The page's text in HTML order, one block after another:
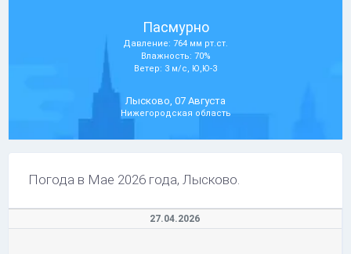
Пасмурно
Давление: 764 мм рт.ст.
Влажность: 70%
Ветер: 3 м/с, Ю,Ю-З
Лысково, 07 Августа
Нижегородская область
Погода в Мае 2026 года, Лысково.
27.04.2026